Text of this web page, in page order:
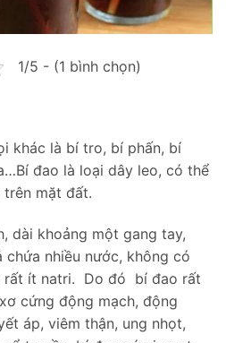
1/5 - (1 bình chọn)
khác là bí tro, bí phấn, bí
đao là loại dây leo, có thể
mặt đất.
dài khoảng một gang tay,
chứa nhiều nước, không có
rất ít natri. Do đó bí đao rất
cứng động mạch, động
áp, viêm thận, ung nhọt,